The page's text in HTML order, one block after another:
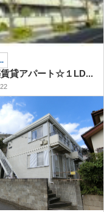
貸アパート☆１LD...